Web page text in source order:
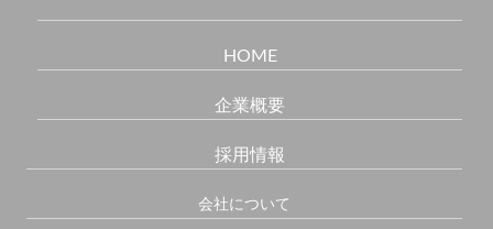
HOME
企業概要
採用情報
会社について